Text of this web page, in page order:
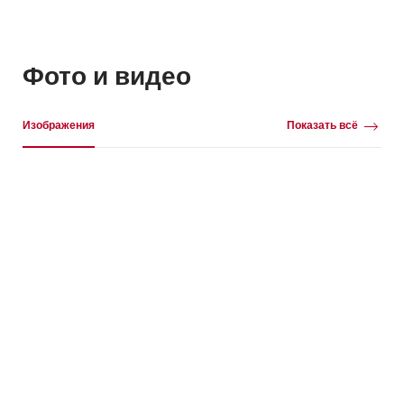
Фото и видео
Изображения Показать всё